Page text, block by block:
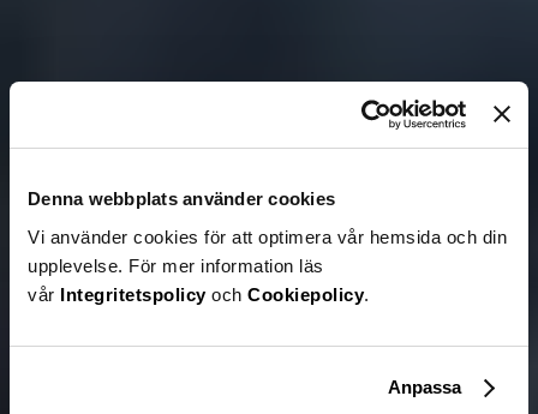
Denna webbplats använder cookies
Vi använder cookies för att optimera vår hemsida och din
upplevelse. För mer information läs
vår Integritetspolicy och Cookiepolicy.
Anpassa